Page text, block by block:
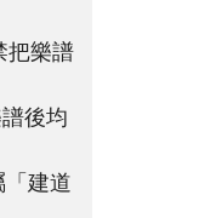
把樂譜
後均
建道